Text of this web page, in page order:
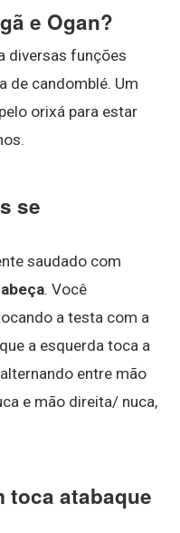
e Ogan?
diversas funções
de candomblé. Um
orixá para estar
se
saudado com
. Você
a testa com a
a esquerda toca a
entre mão
e mão direita/ nuca,
toca atabaque